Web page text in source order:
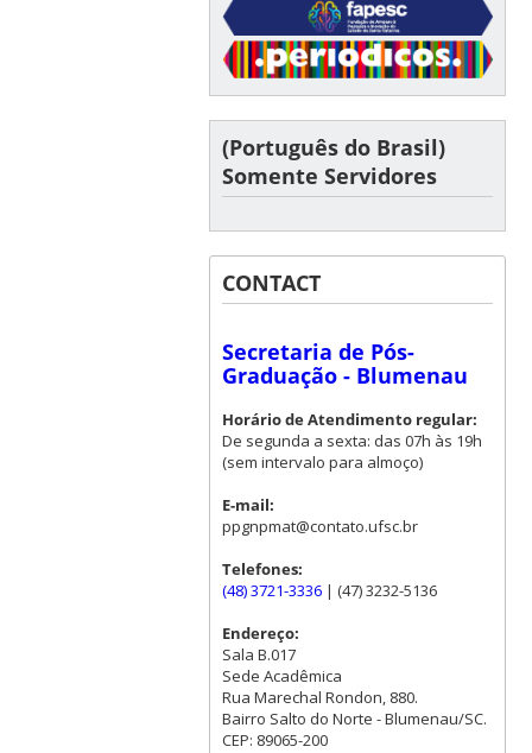
(Português do Brasil)
Somente Servidores
CONTACT
Secretaria de Pós-
Graduação - Blumenau
Horário de Atendimento regular:
De segunda a sexta: das 07h às 19h
(sem intervalo para almoço)
E-mail:
ppgnpmat@contato.ufsc.br
Telefones:
(48) 3721-3336| (47) 3232-5136
Endereço:
Sala B.017
Sede Acadêmica
Rua Marechal Rondon, 880.
Bairro Salto do Norte - Blumenau/SC.
CEP: 89065-200